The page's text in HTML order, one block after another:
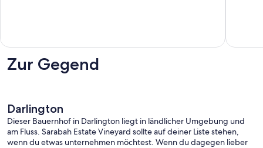
Zur Gegend
Darlington
Dieser Bauernhof in Darlington liegt in ländlicher Umgebung und
am Fluss. Sarabah Estate Vineyard sollte auf deiner Liste stehen,
wenn du etwas unternehmen möchtest. Wenn du dagegen lieber